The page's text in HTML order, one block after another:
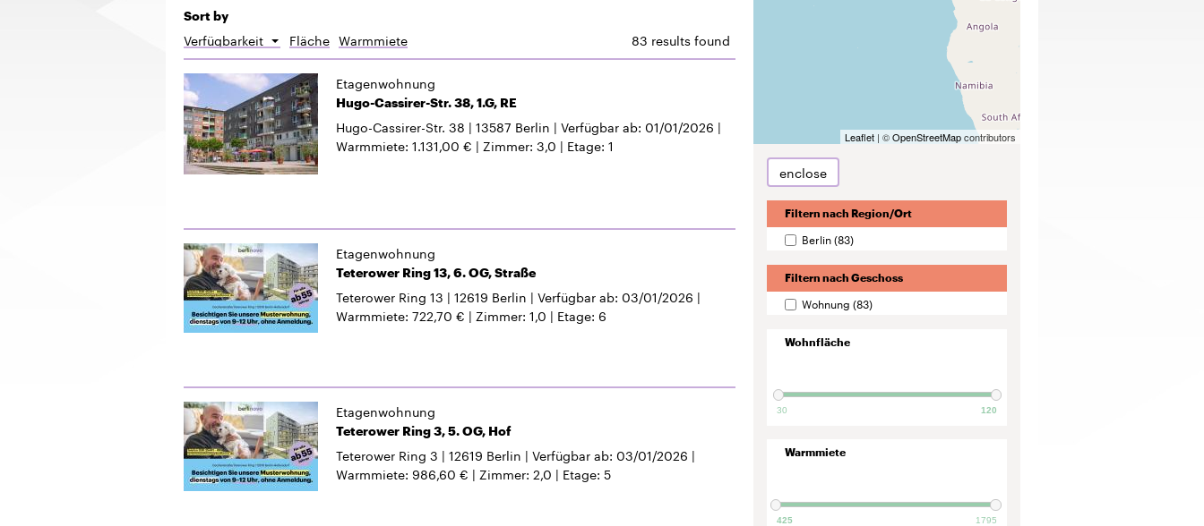
Leaflet | ©OpenStreetMapcontributors
enclose
Filtern nach Region/Ort
Berlin(83)
Filtern nach Geschoss
Wohnung (83)
Wohnfläche
30 120
Warmmiete
425 1795
Sort by
Verfügbarkeit Sort
descending
Fläche Warmmiete 83 results found
Etagenwohnung
Hugo-Cassirer-Str. 38, 1.G, RE
Hugo-Cassirer-Str. 38 13587 Berlin Verfügbar ab 01/01/2026
Warmmiete 1.131,00 € Zimmer 3,0 Etage 1
Etagenwohnung
Teterower Ring 13, 6. OG, Straße
Teterower Ring 13 12619 Berlin Verfügbar ab 03/01/2026
Warmmiete 722,70 € Zimmer 1,0 Etage 6
Etagenwohnung
Teterower Ring 3, 5. OG, Hof
Teterower Ring 3 12619 Berlin Verfügbar ab 03/01/2026
Warmmiete 986,60 € Zimmer 2,0 Etage 5